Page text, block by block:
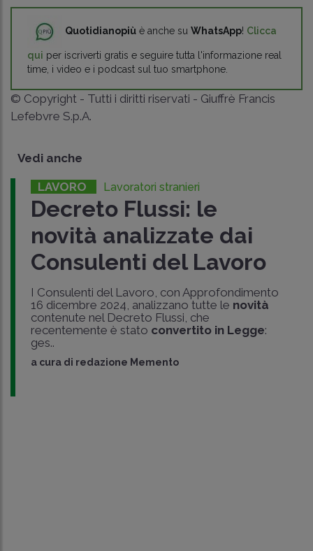
Quotidianopiù è anche su WhatsApp! Clicca
qui per iscriverti gratis e seguire tutta l'informazione real
time, i video e i podcast sul tuo smartphone.
© Copyright - Tutti i diritti riservati - Giuffrè Francis
Lefebvre S.p.A.
Vedi anche
LAVORO Lavoratori stranieri
Decreto Flussi: le
novità analizzate dai
Consulenti del Lavoro
I Consulenti del Lavoro, con Approfondimento
16 dicembre 2024, analizzano tutte le novità
contenute nel Decreto Flussi, che
recentemente è stato convertito in Legge:
ges..
a cura di redazione Memento